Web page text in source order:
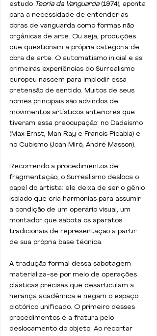
estudo Teoria da Vanguarda (1974), aponta
para a necessidade de entender as
obras de vanguarda como formas não
orgânicas de arte. Ou seja, produções
que questionam a própria categoria de
obra de arte. O automatismo inicial e as
primeiras experiências do Surrealismo
europeu nascem para implodir essa
pretensão de sentido. Muitos de seus
nomes principais são advindos de
movimentos artísticos anteriores que
tiveram essa preocupação: no Dadaísmo
(Max Ernst, Man Ray e Francis Picabia) e
no Cubismo (Joan Miró, André Masson).
Recorrendo a procedimentos de
fragmentação, o Surrealismo desloca o
papel do artista: ele deixa de ser o gênio
isolado que cria harmonias para assumir
a condição de um operário visual, um
montador que sabota os aparatos
tradicionais de representação a partir
de sua própria base técnica.
A tradução formal dessa sabotagem
materializa-se por meio de operações
plásticas precisas que desarticulam a
herança acadêmica e negam o espaço
pictórico unificado. O primeiro desses
procedimentos é a fratura pelo
deslocamento do objeto. Ao recortar